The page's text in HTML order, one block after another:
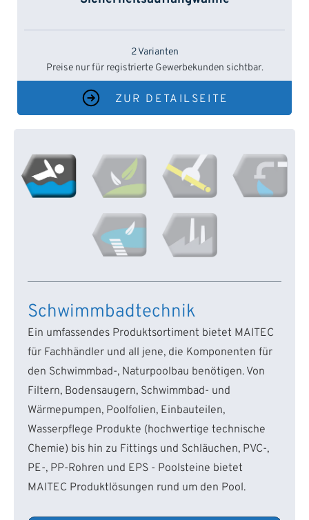
2 Varianten
Preise nur für registrierte Gewerbekunden sichtbar.
ZUR DETAILSEITE
Schwimmbadtechnik
Ein umfassendes Produktsortiment bietet MAITEC
für Fachhändler und all jene, die Komponenten für
den Schwimmbad-, Naturpoolbau benötigen. Von
Filtern, Bodensaugern, Schwimmbad- und
Wärmepumpen, Poolfolien, Einbauteilen,
Wasserpflege Produkte (hochwertige technische
Chemie) bis hin zu Fittings und Schläuchen, PVC-,
PE-, PP-Rohren und EPS - Poolsteine bietet
MAITEC Produktlösungen rund um den Pool.